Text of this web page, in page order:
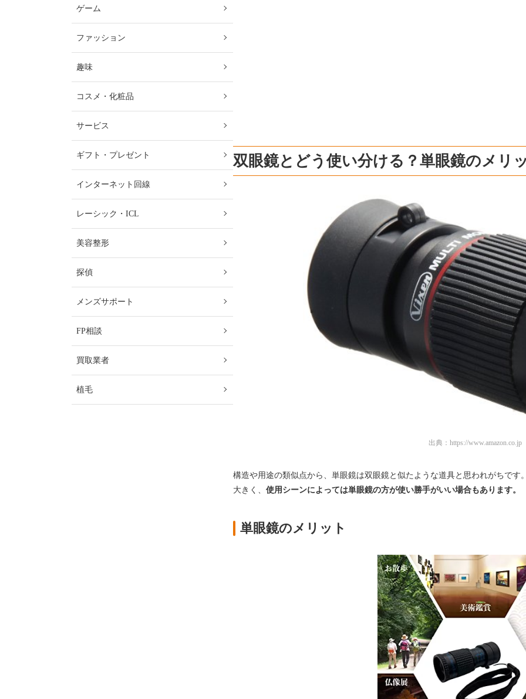
双眼鏡とどう使い分ける？単眼鏡のメリ
出典： https://www.amazon.co.jp
構造や用途の類似点から、単眼鏡は双眼鏡と似たような道具と思われがちで
大きく、 使用シーンによっては単眼鏡の方が使い勝手がいい場合もあります。
単眼鏡のメリット
ゲーム
ファッション
趣味
コスメ・化粧品
サービス
ギフト・プレゼント
インターネット回線
レーシック・ICL
美容整形
探偵
メンズサポート
FP相談
買取業者
植毛